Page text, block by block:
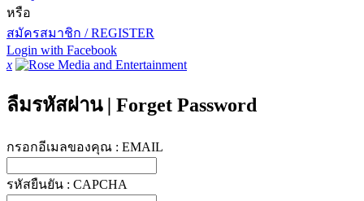
หรือ
สมัครสมาชิก / REGISTER
Login with Facebook
x
ลืมรหัสผ่าน | Forget Password
กรอกอีเมลของคุณ : EMAIL
รหัสยืนยัน : CAPCHA